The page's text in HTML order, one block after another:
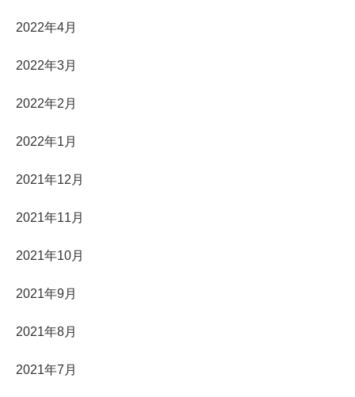
2022年4月
2022年3月
2022年2月
2022年1月
2021年12月
2021年11月
2021年10月
2021年9月
2021年8月
2021年7月